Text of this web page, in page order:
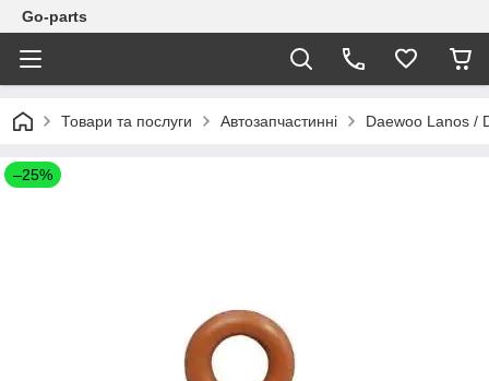
Go-parts
Товари та послуги Автозапчастинні Daewoo Lanos /
–25%